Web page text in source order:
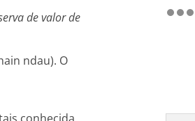
de valor de
ndau). O